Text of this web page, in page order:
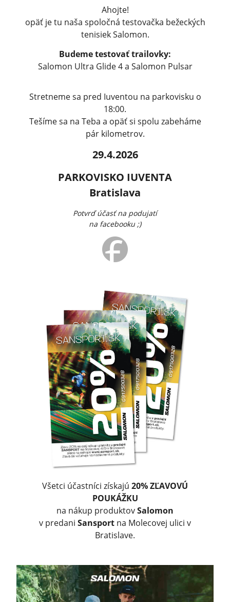
Ahojte!
opäť je tu naša spoločná testovačka bežeckých
tenisiek Salomon.
Budeme testovať trailovky:
Salomon Ultra Glide 4 a Salomon Pulsar
Stretneme sa pred Iuventou na parkovisku o
18:00.
Tešíme sa na Teba a opäť si spolu zabeháme
pár kilometrov.
29.4.2026
PARKOVISKO IUVENTA
Bratislava
Potvrď účasť na podujatí
na facebooku ;)
Všetci účastníci získajú 20% ZĽAVOVÚ
POUKÁŽKU
na nákup produktovSalomon
v predani Sansport na Molecovej ulici v
Bratislave.